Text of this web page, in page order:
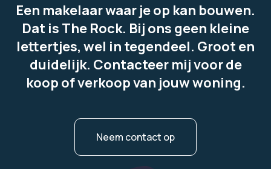
Een makelaar waar je op kan bouwen.
Dat is The Rock. Bij ons geen kleine
lettertjes, wel in tegendeel. Groot en
duidelijk. Contacteer mij voor de
koop of verkoop van jouw woning.
Neem contact op